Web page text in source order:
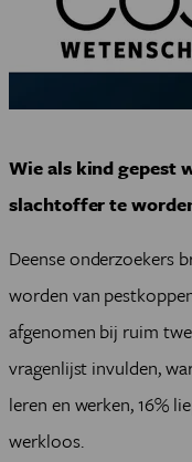
Wie als kind gepest
slachtoffer te
Deense onderzoekers
worden van
afgenomen bij ruim
vragenlijst invulden,
leren en werken, 16%
werkloos.